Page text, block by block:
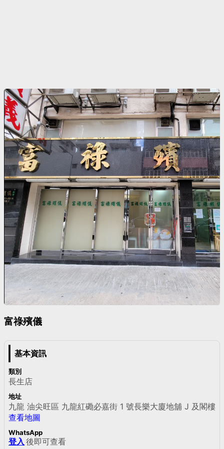
富祿殯儀
基本資訊
類別
長生店
地址
九龍 油尖旺區 九龍紅磡必嘉街 1 號長樂大廈地舖 J 及閣樓
查看地圖
WhatsApp
登入 後即可查看